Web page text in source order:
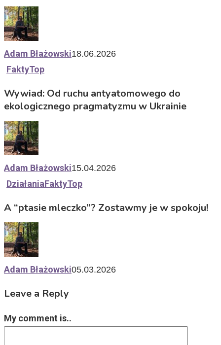
Adam Błażowski18.06.2026
FaktyTop
Wywiad: Od ruchu antyatomowego do
ekologicznego pragmatyzmu w Ukrainie
Adam Błażowski15.04.2026
DziałaniaFaktyTop
A “ptasie mleczko”? Zostawmy je w spokoju!
Adam Błażowski05.03.2026
Leave a Reply
My comment is..